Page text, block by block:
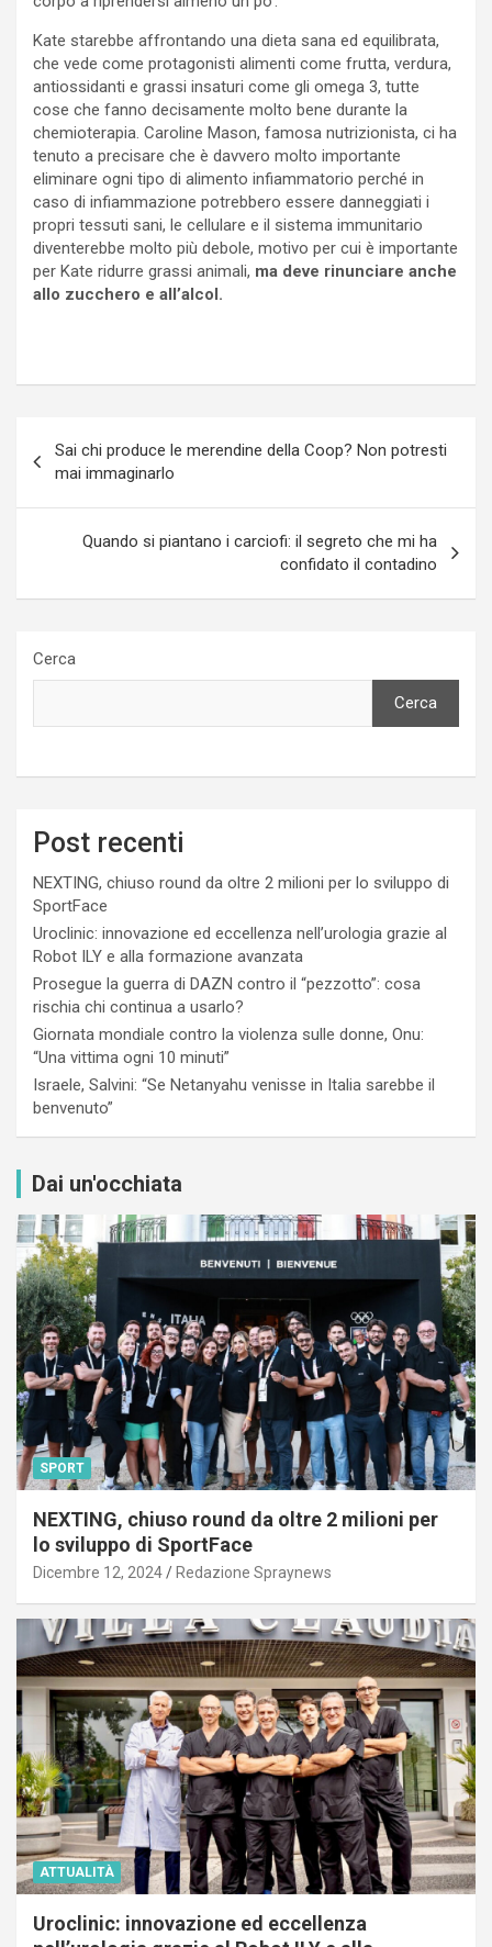
Kate starebbe affrontando una dieta sana ed equilibrata,
che vede come protagonisti alimenti come frutta, verdura,
antiossidanti e grassi insaturi come gli omega 3, tutte
cose che fanno decisamente molto bene durante la
chemioterapia. Caroline Mason, famosa nutrizionista, ci ha
tenuto a precisare che è davvero molto importante
eliminare ogni tipo di alimento infiammatorio perché in
caso di infiammazione potrebbero essere danneggiati i
propri tessuti sani, le cellulare e il sistema immunitario
diventerebbe molto più debole, motivo per cui è importante
per Kate ridurre grassi animali, ma deve rinunciare anche
allo zucchero e all’alcol.
articoli
Sai chi produce le merendine della Coop? Non potresti
mai immaginarlo
Quando si piantano i carciofi: il segreto che mi ha
confidato il contadino
Cerca
Cerca
Post recenti
NEXTING, chiuso round da oltre 2 milioni per lo sviluppo di
SportFace
Uroclinic: innovazione ed eccellenza nell’urologia grazie al
Robot ILY e alla formazione avanzata
Prosegue la guerra di DAZN contro il “pezzotto”: cosa
rischia chi continua a usarlo?
Giornata mondiale contro la violenza sulle donne, Onu:
“Una vittima ogni 10 minuti”
Israele, Salvini: “Se Netanyahu venisse in Italia sarebbe il
benvenuto”
Dai un'occhiata
SPORT
NEXTING, chiuso round da oltre 2 milioni per
lo sviluppo di SportFace
Dicembre 12, 2024 Redazione Spraynews
ATTUALITÀ
Uroclinic: innovazione ed eccellenza